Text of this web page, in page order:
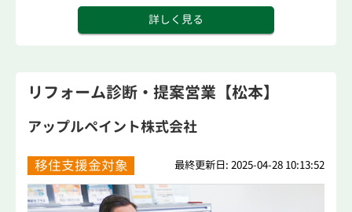
詳しく見る
リフォーム診断・提案営業【松本】
アップルペイント株式会社
移住支援金対象 最終更新日: 2025-04-28 10:13:52